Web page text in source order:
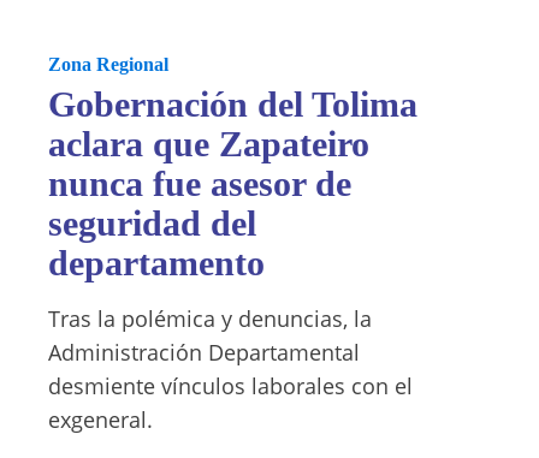
Zona Regional
Gobernación del Tolima
aclara que Zapateiro
nunca fue asesor de
seguridad del
departamento
Tras la polémica y denuncias, la
Administración Departamental
desmiente vínculos laborales con el
exgeneral.